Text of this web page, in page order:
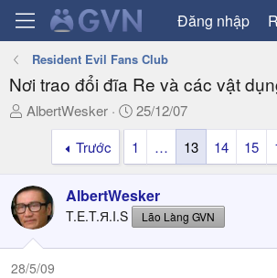
Đăng nhập
Resident Evil Fans Club
Nơi trao đổi đĩa Re và các vật
T
a
d
s
t
a
AlbertWesker
N
g
à
y
g
ử
i
25/12/07
Trước
1 … 13 14 15
AlbertWesker
T.E.T.Я.I.S Lão Làng GVN
28/5/09